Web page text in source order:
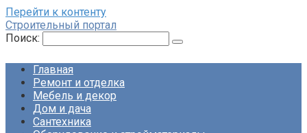
Перейти к контенту
Строительный портал
Поиск:
Главная
Ремонт и отделка
Мебель и декор
Дом и дача
Сантехника